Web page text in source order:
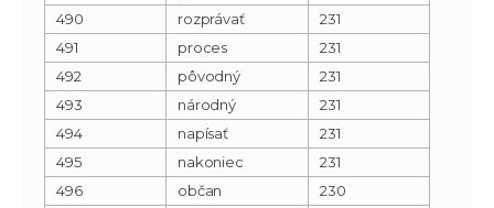
490
rozprávať
231
491
proces
231
492
pôvodný
231
493
národný
231
494
napísať
231
495
nakoniec
231
496
občan
230